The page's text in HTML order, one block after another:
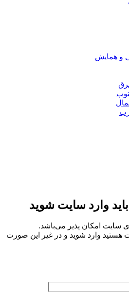
و همایش
وارد سایت شوید
سایت امکان پذیر می‌باشد.
هستید وارد شوید و در غیر این صورت